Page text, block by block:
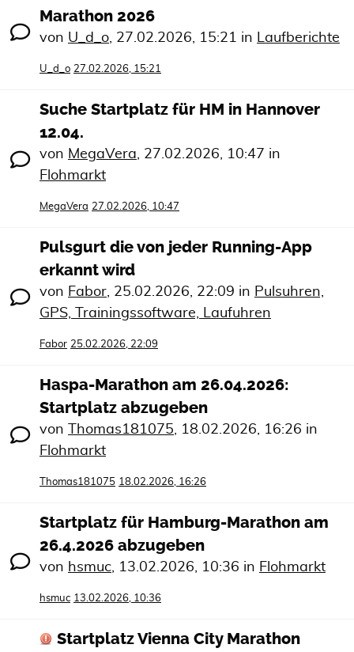
Marathon 2026
von U_d_o, 27.02.2026, 15:21 in Laufberichte
U_d_o 27.02.2026, 15:21
Suche Startplatz für HM in Hannover
12.04.
von MegaVera, 27.02.2026, 10:47 in
Flohmarkt
MegaVera 27.02.2026, 10:47
Pulsgurt die von jeder Running-App
erkannt wird
von Fabor, 25.02.2026, 22:09 in Pulsuhren,
GPS, Trainingssoftware, Laufuhren
Fabor 25.02.2026, 22:09
Haspa-Marathon am 26.04.2026:
Startplatz abzugeben
von Thomas181075, 18.02.2026, 16:26 in
Flohmarkt
Thomas181075 18.02.2026, 16:26
Startplatz für Hamburg-Marathon am
26.4.2026 abzugeben
von hsmuc, 13.02.2026, 10:36 in Flohmarkt
hsmuc 13.02.2026, 10:36
Startplatz Vienna City Marathon